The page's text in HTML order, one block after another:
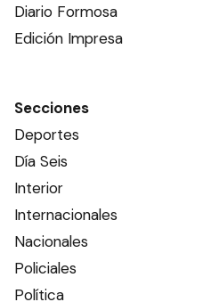
Diario Formosa
Edición Impresa
Secciones
Deportes
Día Seis
Interior
Internacionales
Nacionales
Policiales
Política